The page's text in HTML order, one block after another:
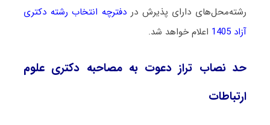
رشته‌محل‌های دارای پذیرش در دفترچه انتخاب رشته دکتری
آزاد 1405
اعلام خواهد شد.
حد نصاب تراز دعوت به مصاحبه دکتری علوم
ارتباطات